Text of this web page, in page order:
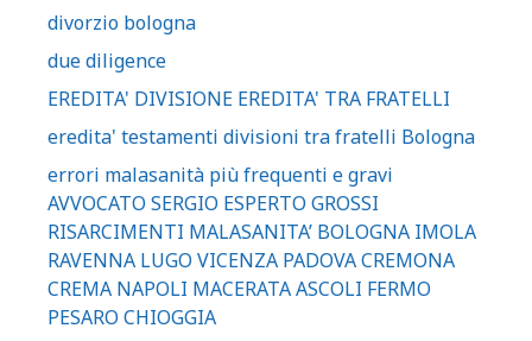
divorzio bologna
due diligence
EREDITA' DIVISIONE EREDITA' TRA FRATELLI
eredita' testamenti divisioni tra fratelli Bologna
errori malasanità più frequenti e gravi
AVVOCATO SERGIO ESPERTO GROSSI
RISARCIMENTI MALASANITA’ BOLOGNA IMOLA
RAVENNA LUGO VICENZA PADOVA CREMONA
CREMA NAPOLI MACERATA ASCOLI FERMO
PESARO CHIOGGIA